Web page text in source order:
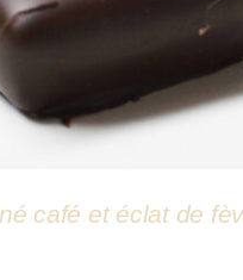
café et éclat de